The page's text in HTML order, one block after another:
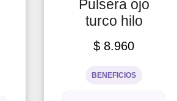
Pulsera ojo
turco hilo
$ 8.960
BENEFICIOS